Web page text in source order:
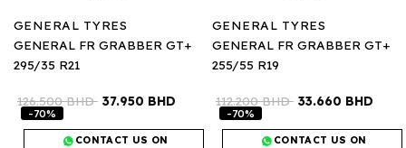
GENERAL TYRES
GENERAL FR GRABBER GT+
255/55 R19
112.200BHD 33.660 BHD
-70%
CONTACT US ON
GENERAL TYRES
GENERAL FR GRABBER GT+
295/35 R21
126.500BHD 37.950 BHD
-70%
CONTACT US ON